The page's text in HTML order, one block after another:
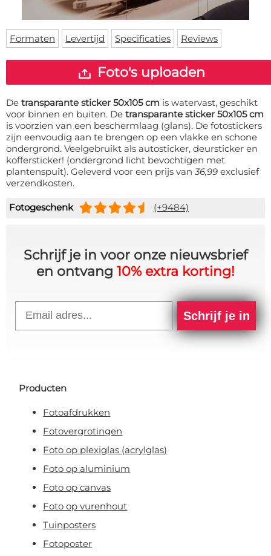
Vloermat
Skateboard deck
Levertijden
Inloggen
WhatsApp
Formaten Levertijd Specificaties Reviews
Foto's uploaden
De transparante sticker 50x105 cm is watervast, geschikt
voor binnen en buiten. De transparante sticker 50x105 cm
is voorzien van een beschermlaag (glans). De fotostickers
zijn eenvoudig aan te brengen op een vlakke en schone
ondergrond. Veelgebruikt als autosticker, deursticker en
koffersticker! (ondergrond licht bevochtigen met
plantenspuit). Geleverd voor een prijs van36,99 exclusief
verzendkosten.
Fotogeschenk (+9484)
Schrijf je in voor onze nieuwsbrief
en ontvang 10% extra korting!
Schrijf je in
Producten
Fotoafdrukken
Fotovergrotingen
Foto op plexiglas (acrylglas)
Foto op aluminium
Foto op canvas
Foto op vurenhout
Tuinposters
Fotoposter